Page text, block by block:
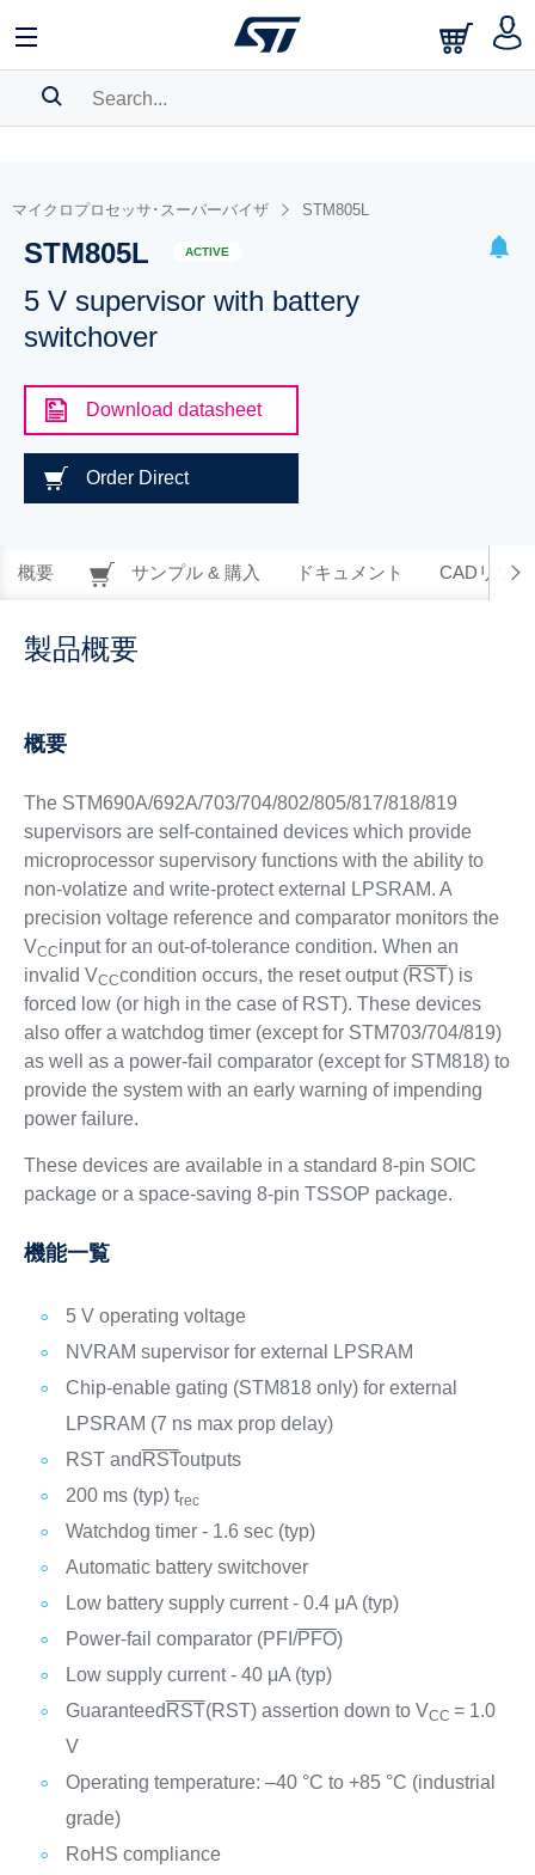
BOOKMARK
Pleaselog in to show your saved searches.
マイクロプロセッサ･スーパーバイザ STM805L
STM805L ACTIVE
5 V supervisor with battery
switchover
Download datasheet
Order Direct
概要 サンプル & 購入 ドキュメント CADリソー
製品概要
概要
The STM690A/692A/703/704/802/805/817/818/819
supervisors are self-contained devices which provide
microprocessor supervisory functions with the ability to
non-volatize and write-protect external LPSRAM. A
precision voltage reference and comparator monitors the
VCCinput for an out-of-tolerance condition. When an
invalid VCCcondition occurs, the reset output (RST) is
forced low (or high in the case of RST). These devices
also offer a watchdog timer (except for STM703/704/819)
as well as a power-fail comparator (except for STM818) to
provide the system with an early warning of impending
power failure.
These devices are available in a standard 8-pin SOIC
package or a space-saving 8-pin TSSOP package.
機能一覧
5 V operating voltage
NVRAM supervisor for external LPSRAM
Chip-enable gating (STM818 only) for external
LPSRAM (7 ns max prop delay)
RST and RSToutputs
200 ms (typ) trec
Watchdog timer - 1.6 sec (typ)
Automatic battery switchover
Low battery supply current - 0.4 μA (typ)
Power-fail comparator (PFI/PFO)
Low supply current - 40 μA (typ)
Guaranteed RST(RST) assertion down to VCC = 1.0
V
Operating temperature: –40 °C to +85 °C (industrial
grade)
RoHS compliance